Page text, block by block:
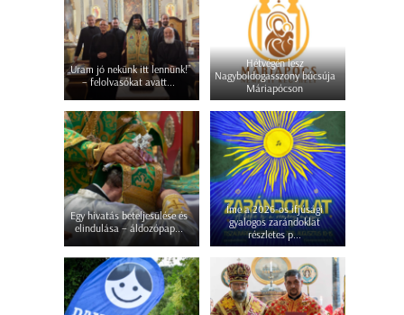
„Uram jó nekünk itt lennünk!”
– felolvasókat avatt...
Hétvégén lesz
Nagyboldogasszony búcsúja
Máriapócson
Egy hivatás beteljesülése és
elindulása – áldozópap...
Íme a 2026-os ifjúsági
gyalogos zarándoklat
részletes p...